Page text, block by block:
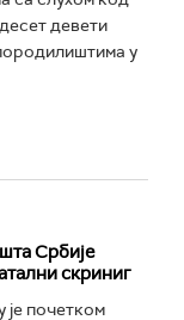
девети
у
Србије
скриниг
је почетком